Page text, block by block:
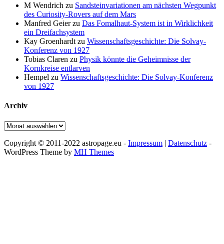
M Wendrich zu Sandsteinvariationen am nächsten Wegpunkt
des Curiosity-Rovers auf dem Mars
Manfred Geierzu Das Fomalhaut-System ist in Wirklichkeit
ein Dreifachsystem
Kay Groenhardt zu Wissenschaftsgeschichte: Die Solvay-
Konferenz von 1927
Tobias Claren zu Physik könnte die Geheimnisse der
Kornkreise entlarven
Hempel zu Wissenschaftsgeschichte: Die Solvay-Konferenz
von 1927
Archiv
Archiv
Copyright © 2011-2022 astropage.eu - Impressum | Datenschutz -
WordPress Theme by MH Themes